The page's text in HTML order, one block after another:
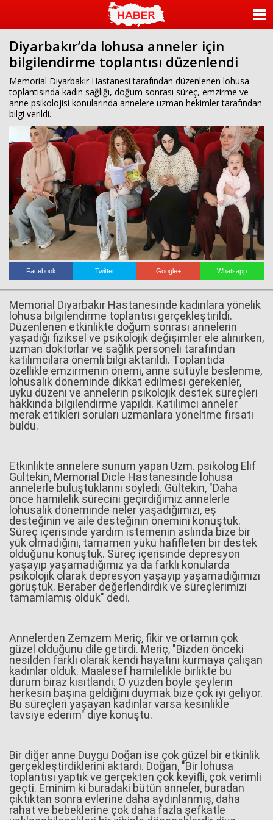
bizim
mekan
çemberleme
makinası
kurumsal
web
Diyarbakır’da lohusa anneler için
bilgilendirme toplantısı düzenlendi
Memorial Diyarbakır Hastanesi tarafından düzenlenen lohusa
toplantısında kadın sağlığı, doğum sonrası süreç, emzirme ve
anne psikolojisi konularında annelere uzman hekimler tarafından
bilgi verildi.
Facebook Twitter Google+ Whatsapp
Memorial Diyarbakır Hastanesinde kadınlara yönelik
lohusa bilgilendirme toplantısı gerçekleştirildi.
Düzenlenen etkinlikte doğum sonrası annelerin
yaşadığı fiziksel ve psikolojik değişimler ele alınırken,
uzman doktorlar ve sağlık personeli tarafından
katılımcılara önemli bilgi aktarıldı. Toplantıda
özellikle emzirmenin önemi, anne sütüyle beslenme,
lohusalık döneminde dikkat edilmesi gerekenler,
uyku düzeni ve annelerin psikolojik destek süreçleri
hakkında bilgilendirme yapıldı. Katılımcı anneler
merak ettikleri soruları uzmanlara yöneltme fırsatı
buldu.
Etkinlikte annelere sunum yapan Uzm. psikolog Elif
Gültekin, Memorial Dicle Hastanesinde lohusa
annelerle buluştuklarını söyledi. Gültekin, "Daha
önce hamilelik sürecini geçirdiğimiz annelerle
lohusalık döneminde neler yaşadığımızı, eş
desteğinin ve aile desteğinin önemini konuştuk.
Süreç içerisinde yardım istemenin aslında bize bir
yük olmadığını, tamamen yükü hafifleten bir destek
olduğunu konuştuk. Süreç içerisinde depresyon
yaşayıp yaşamadığımız ya da farklı konularda
psikolojik olarak depresyon yaşayıp yaşamadığımızı
görüştük. Beraber değerlendirdik ve süreçlerimizi
tamamlamış olduk" dedi.
Annelerden Zemzem Meriç, fikir ve ortamın çok
güzel olduğunu dile getirdi. Meriç, "Bizden önceki
nesilden farklı olarak kendi hayatını kurmaya çalışan
kadınlar olduk. Maalesef hamilelikle birlikte bu
durum biraz kısıtlandı. O yüzden böyle şeylerin
herkesin başına geldiğini duymak bize çok iyi geliyor.
Bu süreçleri yaşayan kadınlar varsa kesinlikle
tavsiye ederim" diye konuştu.
Bir diğer anne Duygu Doğan ise çok güzel bir etkinlik
gerçekleştirdiklerini aktardı. Doğan, "Bir lohusa
toplantısı yaptık ve gerçekten çok keyifli, çok verimli
geçti. Eminim ki buradaki bütün anneler, buradan
çıktıktan sonra evlerine daha aydınlanmış, daha
rahat ve bebeklerine çok daha fazla şefkatle
KATEGORİLER
ANKETLER
FOTO GALERİ
VİDEO GALERİ
KÜNYE
İLETİŞİM
Haberin Doğru Adresi.